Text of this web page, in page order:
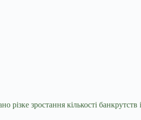
зростання кількості банкрутств